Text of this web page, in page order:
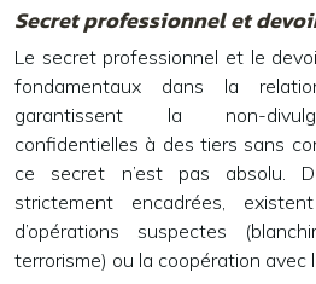
Secret professionnel et
Le secret professionnel et le
fondamentaux dans la
garantissent la non-
confidentielles à des tiers sans
ce secret n’est pas absolu.
strictement encadrées,
d’opérations suspectes
terrorisme) ou la coopération avec